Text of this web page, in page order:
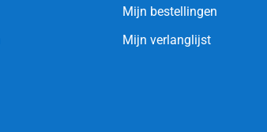
Mijn bestellingen
Mijn verlanglijst